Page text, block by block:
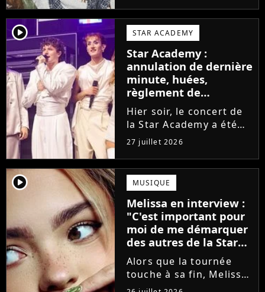
terminer dans les
larmes. Sur les réseaux
sociaux, les élèves
adressent un dernier
message au public...
player2 STAR ACADEMY
Star Academy :
annulation de dernière
minute, huées,
règlement de
comptes... Que s'est-il
passé au concert de
Bayonne hier soir ?
Hier soir, le concert de
la Star Academy a été
mouvementé. Quelques
minutes avant le show,
trois élèves ont
annoncé ne pas vouloir
monter sur scène pour
des raisons politiques.
Leur...
27 juillet 2026
player2 MUSIQUE
Melissa en interview :
"C'est important pour
moi de me démarquer
des autres de la Star
Academy"
Alors que la tournée
touche à sa fin, Melissa
se confie en interview